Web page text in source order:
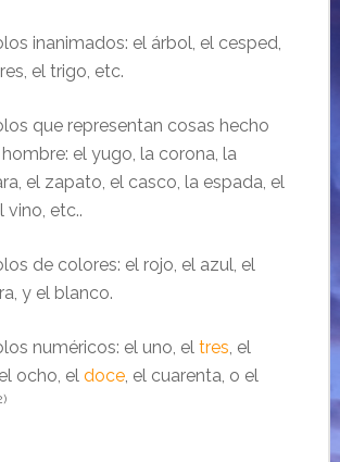
inanimados: el árbol, el cesped,
el trigo, etc.
que representan cosas hecho
el yugo, la corona, la
el zapato, el casco, la espada, el
vino, etc..
de colores: el rojo, el azul, el
y el blanco.
numéricos: el uno, el tres, el
ocho, el doce, el cuarenta, o el